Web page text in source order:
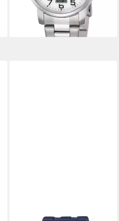
lieferbar - in 1-2 Werktagen bei dir